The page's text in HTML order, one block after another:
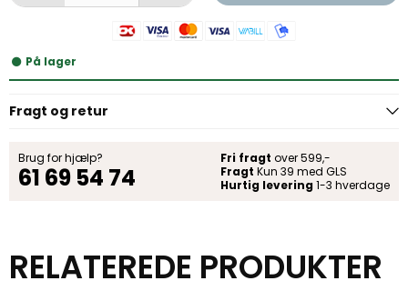
På lager
Fragt og retur
Brug for hjælp?
61 69 54 74
Fri fragt over 599,-
Fragt Kun 39 med GLS
Hurtig levering 1-3 hverdage
RELATEREDE PRODUKTER